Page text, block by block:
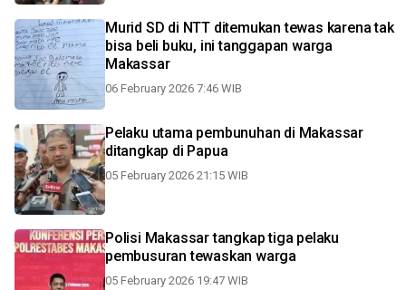
Murid SD di NTT ditemukan tewas karena tak
bisa beli buku, ini tanggapan warga
Makassar
06 February 2026 7:46 WIB
Pelaku utama pembunuhan di Makassar
ditangkap di Papua
05 February 2026 21:15 WIB
Polisi Makassar tangkap tiga pelaku
pembusuran tewaskan warga
05 February 2026 19:47 WIB